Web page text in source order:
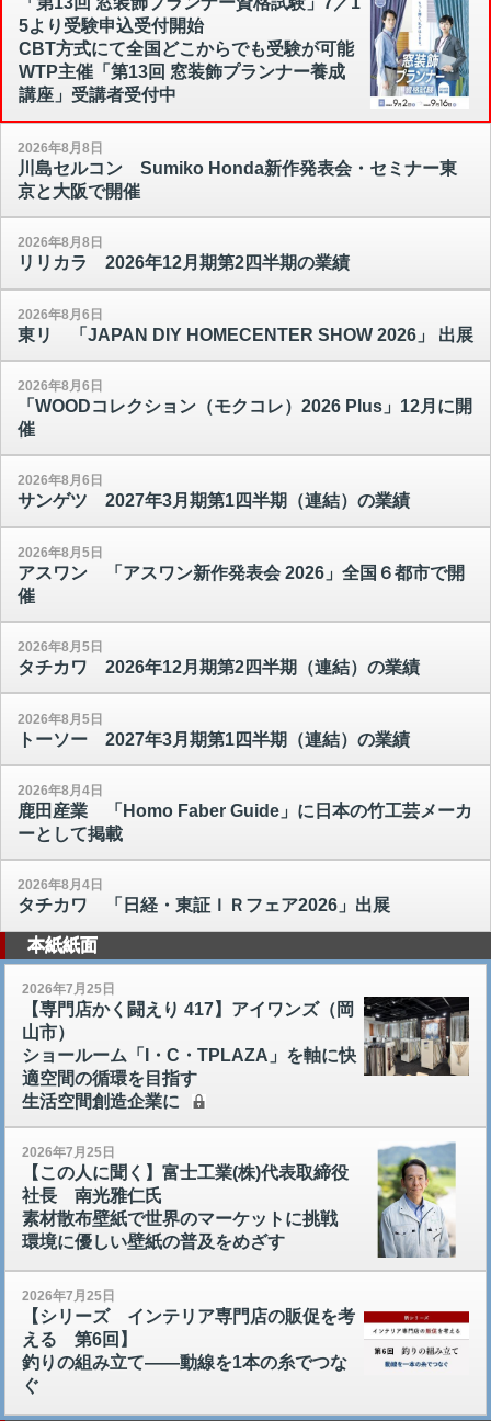
5より受験申込受付開始
CBT方式にて全国どこからでも受験が可能
WTP主催「第13回 窓装飾プランナー養成
講座」受講者受付中
2026年8月8日
川島セルコン Sumiko Honda新作発表会・セミナー東
京と大阪で開催
2026年8月8日
リリカラ 2026年12月期第2四半期の業績
2026年8月6日
東リ 「JAPAN DIY HOMECENTER SHOW 2026」 出展
2026年8月6日
「WOODコレクション（モクコレ）2026 Plus」12月に開
催
2026年8月6日
サンゲツ 2027年3月期第1四半期（連結）の業績
2026年8月5日
アスワン 「アスワン新作発表会 2026」全国６都市で開
催
2026年8月5日
タチカワ 2026年12月期第2四半期（連結）の業績
2026年8月5日
トーソー 2027年3月期第1四半期（連結）の業績
2026年8月4日
鹿田産業 「Homo Faber Guide」に日本の竹工芸メーカ
ーとして掲載
2026年8月4日
タチカワ 「日経・東証ＩＲフェア2026」出展
本紙紙面
2026年7月25日
【専門店かく闘えり 417】アイワンズ（岡
山市）
ショールーム「I・C・TPLAZA」を軸に快
適空間の循環を目指す
生活空間創造企業に
2026年7月25日
【この人に聞く】富士工業(株)代表取締役
社長 南光雅仁氏
素材散布壁紙で世界のマーケットに挑戦
環境に優しい壁紙の普及をめざす
2026年7月25日
【シリーズ インテリア専門店の販促を考
える 第6回】
釣りの組み立て――動線を1本の糸でつな
ぐ